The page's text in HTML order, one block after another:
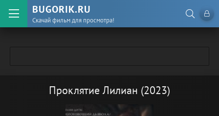
BUGORIK.RU
Скачай фильм для просмотра!
Проклятие Лилиан (2023)